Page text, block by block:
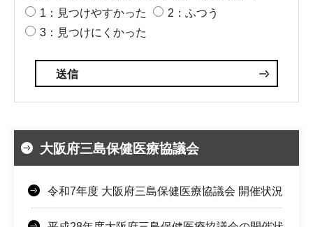
1：見つけやすかった
2：ふつう
3：見つけにくかった
大阪府三島保健医療協議会
令和7年度 大阪府三島保健医療協議会 開催状況